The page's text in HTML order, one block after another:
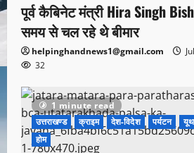
पूर्व कैबिनेट मंत्री Hira Singh
समय से चल रहे थे बीमार
helpinghandnews1@gmail.com
32
1 minute read
उत्तराखण्ड
क्राइम देश-विदेश पर्यटन यूथ
होम